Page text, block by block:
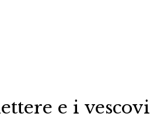
e i vescovi